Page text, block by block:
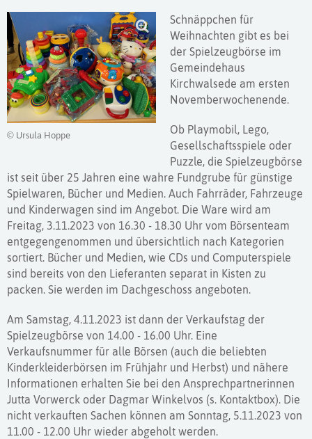
© Ursula Hoppe
Schnäppchen für
Weihnachten gibt es bei
der Spielzeugbörse im
Gemeindehaus
Kirchwalsede am ersten
Novemberwochenende.
Ob Playmobil, Lego,
Gesellschaftsspiele oder
Puzzle, die Spielzeugbörse
ist seit über 25 Jahren eine wahre Fundgrube für günstige
Spielwaren, Bücher und Medien. Auch Fahrräder, Fahrzeuge
und Kinderwagen sind im Angebot. Die Ware wird am
Freitag, 3.11.2023 von 16.30 - 18.30 Uhr vom Börsenteam
entgegengenommen und übersichtlich nach Kategorien
sortiert. Bücher und Medien, wie CDs und Computerspiele
sind bereits von den Lieferanten separat in Kisten zu
packen. Sie werden im Dachgeschoss angeboten.
Am Samstag, 4.11.2023 ist dann der Verkaufstag der
Spielzeugbörse von 14.00 - 16.00 Uhr. Eine
Verkaufsnummer für alle Börsen (auch die beliebten
Kinderkleiderbörsen im Frühjahr und Herbst) und nähere
Informationen erhalten Sie bei den Ansprechpartnerinnen
Jutta Vorwerck oder Dagmar Winkelvos (s. Kontaktbox). Die
nicht verkauften Sachen können am Sonntag, 5.11.2023 von
11.00 - 12.00 Uhr wieder abgeholt werden.